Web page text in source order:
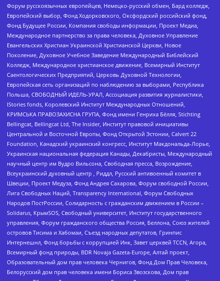
Форум русскоязычных европейцев, Немецко-русский обмен, Бард колледж,
Европейский выбор, Фонд Ходорковского, Оксфордский российский фонд,
Фонд Будущее России, Компания свободы информации, Проект Медиа,
Международное партнерство за права человека, Духовное Управление
Евангельских Христиан Украинской Христианской Церкви, Новое
Поколение, Духовное Учебное Заведение Международный Библейский
Колледж, Международное христианское движение, Всемирный Институт
Саентологических Предприятий, Церковь Духовной Технологии,
Европейская сеть организаций по наблюдению за выборами, Республика
Польша, СВОБОДНЫЙ ИДЕЛЬ-УРАЛ, Ассоциация развития журналистики,
IStories fonds, Королевский Институт Международных Отношений,
КРИМСЬКА ПРАВОЗАХИСНА ГРУПА, Фонд имени Генриха Бёлля, Stichting
Bellingcat, Bellingcat Ltd, The Insider, Институт правовой инициативы
Центральной и Восточной Европы, Фонд Открытой Эстонии, Calvert 22
Foundation, Канадский украинский конгресс, Институт Макдональда-Лорье,
Украинская национальная федерация Канады, Декабристы, Международный
научный центр им Вудро Вильсона, Свободная пресса, Возрождение,
Всеукраинский духовный центр , Риддл, Русский антивоенный комитет в
Швеции, Проект Медуза, Фонд Андрея Сахарова, Форум свободной России,
Лига Свободных Наций, Transparеncy International, Форум Свободных
Народов ПостРоссии, Солидарность с гражданским движением в России –
Solidarus, КрымSOS, Свободный университет, Институт государственного
управления, Форум гражданского общества Россия, Беллона, Союз жителей
островов Тисима и Хабомаи, Съезд народных депутатов, Гринпис
Интернешнл, Фонд борьбы с коррупцией Инк, Завет церквей TCCN, Агора,
Всемирный фонд природы, BDR Novaja Gazeta-Europe, Алтай проект,
Образовательный дом прав человека Чернигов, Фонд Дом Прав Человека,
Белорусский дом прав человека имени Бориса Звозскова, Дом прав